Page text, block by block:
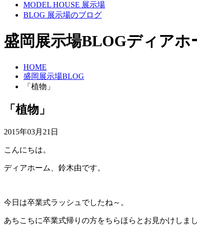
MODEL HOUSE 展示場
BLOG 展示場のブログ
盛岡展示場BLOGディアホ
HOME
盛岡展示場BLOG
「植物」
「植物」
2015年03月21日
こんにちは。
ディアホーム、鈴木由です。
今日は卒業式ラッシュでしたね～。
あちこちに卒業式帰りの方をちらほらとお見かけしまし